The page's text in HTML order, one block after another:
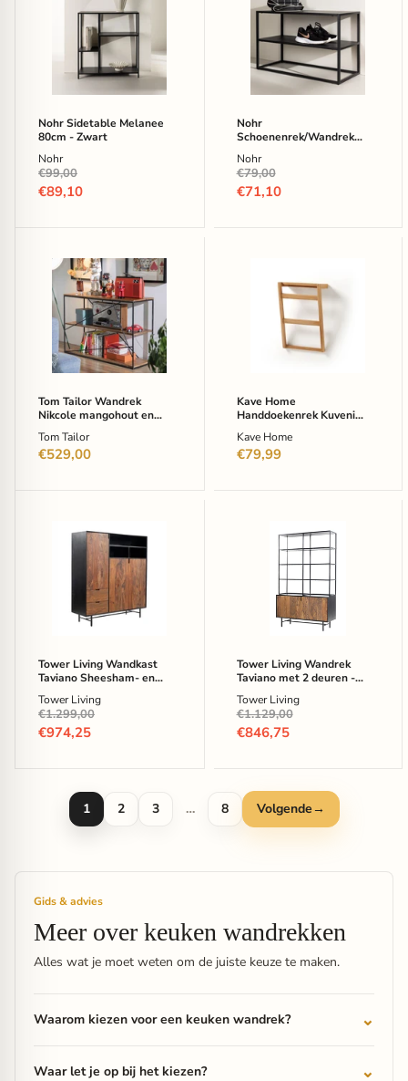
Melanee
Nohr Sidetable Melanee
80cm - Zwart
Nohr
Oorspronkelijke
prijs
€99,00
Huidige
€89,10
Elysha
70cm
Nohr
Schoenenrek/Wandrek
Nohr
Oorspronkelijke
prijs
€79,00
Huidige
€71,10
Tom
Wandrek
Nikcole
mangohout
metaal
120
82
cm
-
bruin
Tom Tailor Wandrek
Nikcole mangohout en
Tom Tailor
€529,00
Handdoekenrek
Teakhout
Kave Home
Handdoekenrek Kuveni
Kave Home
€79,99
Wandkast
Sheesham-
mangohout
135
cm
Bruin
Tower Living Wandkast
Taviano Sheesham- en
Bruin
Tower Living
Oorspronkelijke
prijs
€1.299,00
Huidige
€974,25
Wandrek
en
mangohout
180
x
110
Tower Living Wandrek
Taviano met 2 deuren -
180 x 110 cm - bruin
Tower Living
Oorspronkelijke
prijs
€1.129,00
Huidige
€846,75
1 2 3 … 8 Volgende→
Gids & advies
Meer over keuken wandrekken
Alles wat je moet weten om de juiste keuze te maken.
Waarom kiezen voor een keuken wandrek?
Waar let je op bij het kiezen?